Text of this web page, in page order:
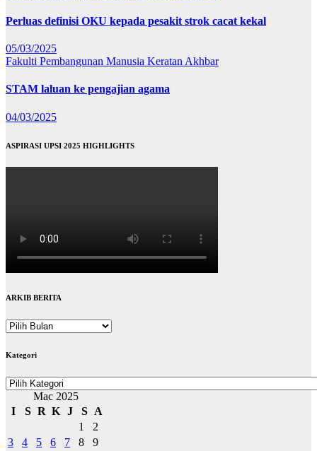
Perluas definisi OKU kepada pesakit strok cacat kekal
05/03/2025
Fakulti Pembangunan Manusia Keratan Akhbar
STAM laluan ke pengajian agama
04/03/2025
ASPIRASI UPSI 2025 HIGHLIGHTS
ARKIB BERITA
ARKIB
Kategori
Kategori
Mac 2025
I
S R K J S
A
1
2
3
4 5 6 7 8
9